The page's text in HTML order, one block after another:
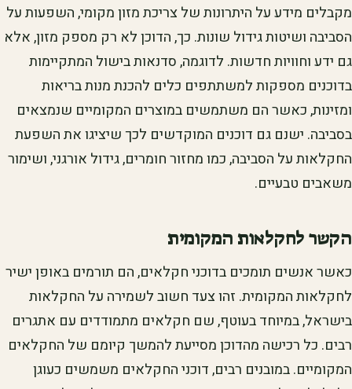
מקבלים מידע על היתרונות של צריכת מזון מקומי, השפעות על
הסביבה ושיטות גידול שונות. כך, הדוכן לא רק מספק מזון, אלא
גם ידע וחוויות חדשות. לדוגמה, סדנאות בישול המתקיימות
בדוכנים מספקות למשתתפים כלים להכנת מנות בריאות
ומזינות, כאשר הם משתמשים במוצרים המקומיים שנמצאים
בסביבה. ישנם גם דוכנים המוקדשים לכך שיציגו את השפעת
החקלאות על הסביבה, כמו מחזור חומרים, גידול אורגני, ושימור
משאבים טבעיים.
הקשר לחקלאות המקומית
כאשר אנשים תומכים בדוכני חקלאים, הם תורמים באופן ישיר
לחקלאות המקומית. זהו צעד חשוב לשמירה על החקלאות
בישראל, במיוחד בעוטף, שם חקלאים מתמודדים עם אתגרים
רבים. כל רכישה מהדוכן מסייעת להמשך קיומם של החקלאים
המקומיים. במובנים רבים, דוכני החקלאים משמשים כעוגן